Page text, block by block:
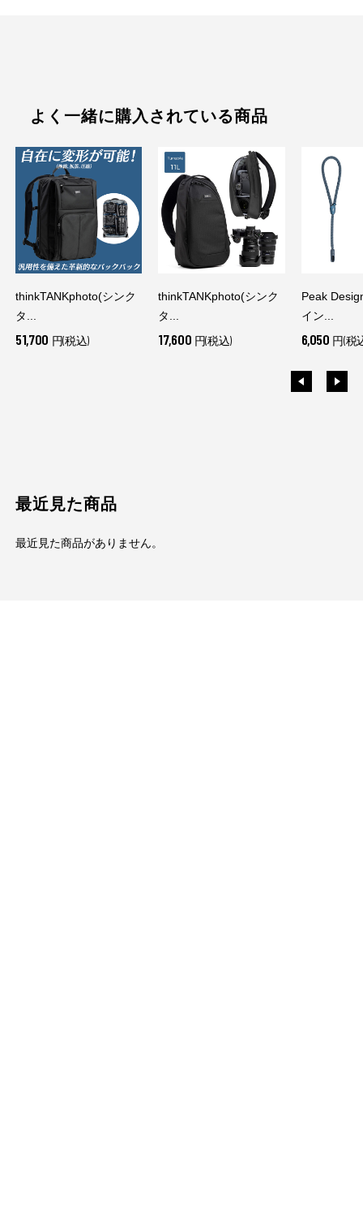
よく一緒に購入されている商品
thinkTANKphoto(シンク
タ...
51,700 円(税込)
thinkTANKphoto(シンク
タ...
17,600 円(税込)
Peak
イン...
6,050 円(税
最近見た商品
最近見た商品がありません。